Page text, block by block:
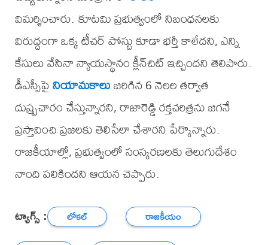
విమర్శించారు. కూటమి ప్రభుత్వంలో నిబంధనలకు
విరుద్ధంగా ఒక్క టీచర్ పోస్టు కూడా భర్తీ కాలేదని, ఎన్ని
కేసులు వేసినా న్యాయస్థానం క్లీన్‌చిట్ ఇచ్చిందని తెలిపారు.
డీఎస్సీపైనియామకాలుజరిగిన 6 నెలల తర్వాత
దుష్ప్రచారం చేస్తున్నారని, రాజారెడ్డి రక్తచరిత్రను జగనే
ప్రస్తావించి ప్రజలకు తెలిసేలా చేశారని పేర్కొన్నారు.
రాజకీయాల్లో, ప్రభుత్వంలో సంస్కరణలకు తెలుగుదేశం
నాంది పలికిందని ఆయన చెప్పారు.
ట్యాగ్స్ : లోకల్
రాజకీయం